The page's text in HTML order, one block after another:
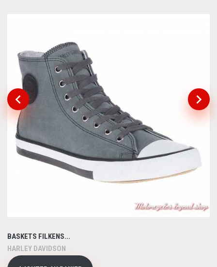
BASKETS FILKENS...
HARLEY DAVIDSON